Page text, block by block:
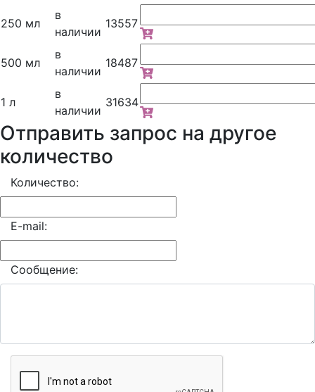
250 мл
в
наличии
13557
500 мл
в
наличии
18487
1 л
в
наличии
31634
Отправить запрос на другое
количество
Количество:
E-mail:
Сообщение: